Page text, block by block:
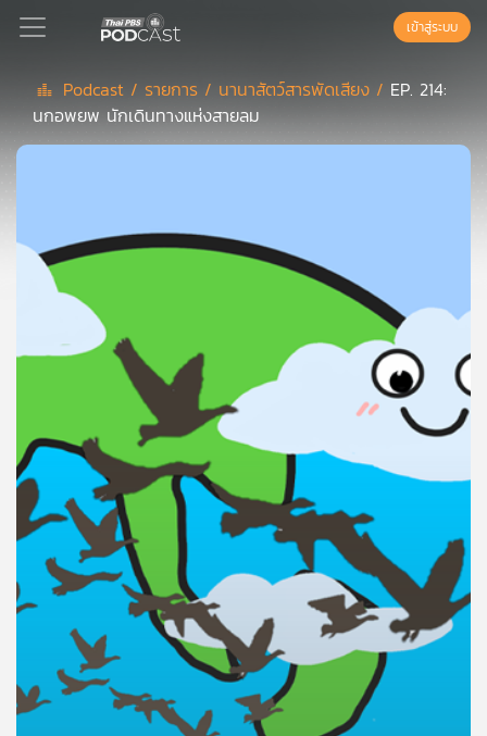
Podcast
ลิ
แนะนำ
สต์
ของ
คุณ
เพลง
เข้าสู่ระบบ
Podcast / รายการ / นานาสัตว์สารพัดเสียง / EP. 214:
นกอพยพ นักเดินทางแห่งสายลม